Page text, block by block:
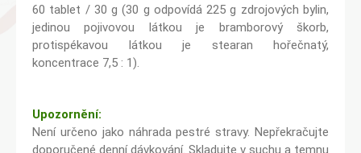
60 tablet / 30 g (30 g odpovídá 225 g zdrojových bylin,
jedinou pojivovou látkou je bramborový škorb,
protispékavou látkou je stearan hořečnatý,
koncentrace 7,5 : 1).
Upozornění:
Není určeno jako náhrada pestré stravy. Nepřekračujte
doporučené denní dávkování. Skladujte v suchu a temnu